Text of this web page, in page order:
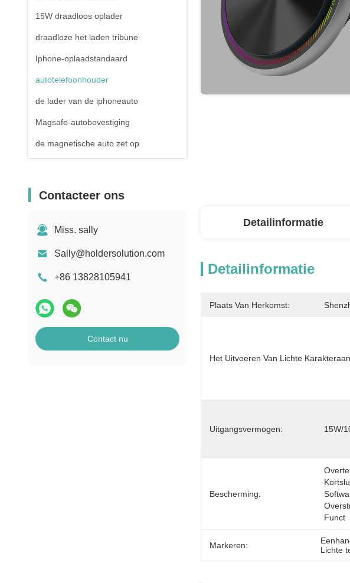
15W draadloos oplader
draadloze het laden tribune
Iphone-oplaadstandaard
autotelefoonhouder
de lader van de iphoneauto
Magsafe-autobevestiging
de magnetische auto zet op
Contacteer ons
Miss. sally
Sally@holdersolution.com
+86 13828105941
Contact nu
Detailinformatie
Detailinformatie
Plaats Van Herkomst:
Het Uitvoeren Van Lichte
Uitgangsvermogen: 15W/
Bescherming:
Funct
Markeren:
Lichte